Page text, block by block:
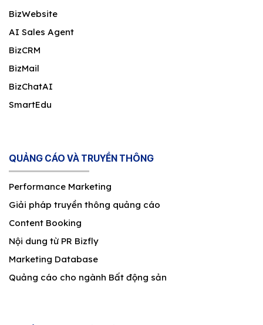
BizWebsite
AI Sales Agent
BizCRM
BizMail
BizChatAI
SmartEdu
QUẢNG CÁO VÀ TRUYỀN THÔNG
Performance Marketing
Giải pháp truyền thông quảng cáo
Content Booking
Nội dung từ PR Bizfly
Marketing Database
Quảng cáo cho ngành Bất động sản